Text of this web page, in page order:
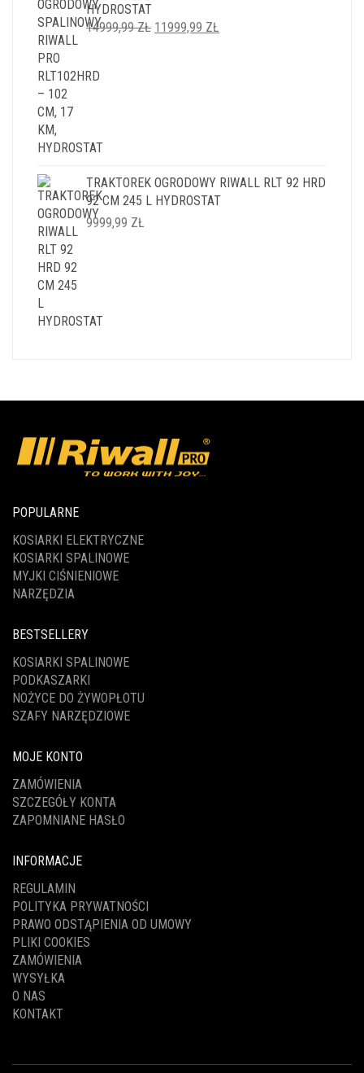
HYDROSTAT
14999,99ZŁ PIERWOTNA
11999,99 ZŁ
TRAKTOREK OGRODOWY RIWALL RLT 92 HRD
92 CM 245 L HYDROSTAT
9999,99 ZŁ
POPULARNE
KOSIARKI ELEKTRYCZNE
KOSIARKI SPALINOWE
MYJKI CIŚNIENIOWE
NARZĘDZIA
BESTSELLERY
KOSIARKI SPALINOWE
PODKASZARKI
NOŻYCE DO ŻYWOPŁOTU
SZAFY NARZĘDZIOWE
MOJE KONTO
ZAMÓWIENIA
SZCZEGÓŁY KONTA
ZAPOMNIANE HASŁO
INFORMACJE
REGULAMIN
POLITYKA PRYWATNOŚCI
PRAWO ODSTĄPIENIA OD UMOWY
PLIKI COOKIES
ZAMÓWIENIA
WYSYŁKA
O NAS
KONTAKT